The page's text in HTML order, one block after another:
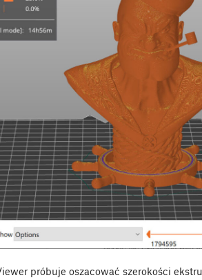
próbuje oszacować szerokości